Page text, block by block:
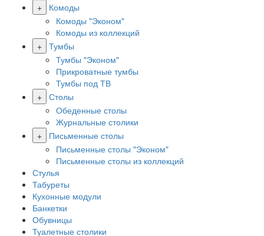
+
Комоды
Комоды "Эконом"
Комоды из коллекций
+ Тумбы
Тумбы "Эконом"
Прикроватные тумбы
Тумбы под ТВ
+ Столы
Обеденные столы
Журнальные столики
+
Письменные столы
Письменные столы "Эконом"
Письменные столы из коллекций
Стулья
Табуреты
Кухонные модули
Банкетки
Обувницы
Туалетные столики